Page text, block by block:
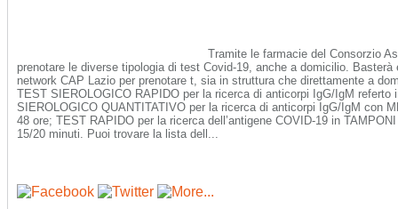
Tramite le farmacie del Consorzio
prenotare le diverse tipologia di test Covid-19, anche a domicilio.
network CAP Lazio per prenotare t, sia in struttura che direttamente a
TEST SIEROLOGICO RAPIDO per la ricerca di anticorpi IgG/IgM referto
SIEROLOGICO QUANTITATIVO per la ricerca di anticorpi IgG/IgM con
48 ore; TEST RAPIDO per la ricerca dell’antigene COVID-19 in
15/20 minuti. Puoi trovare la lista dell...